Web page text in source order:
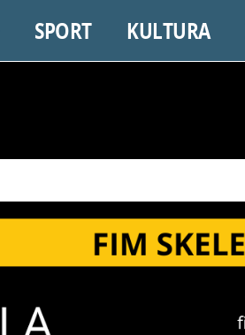
SPORT KULTURA